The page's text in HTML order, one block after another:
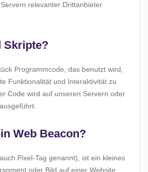
relevanter Drittanbieter
Skripte?
Programmcode, das benutzt wird,
Funktionalität und Interaktivität zu
Code wird auf unseren Servern oder
Web Beacon?
Pixel-Tag genannt), ist ein kleines
oder Bild auf einer Website,